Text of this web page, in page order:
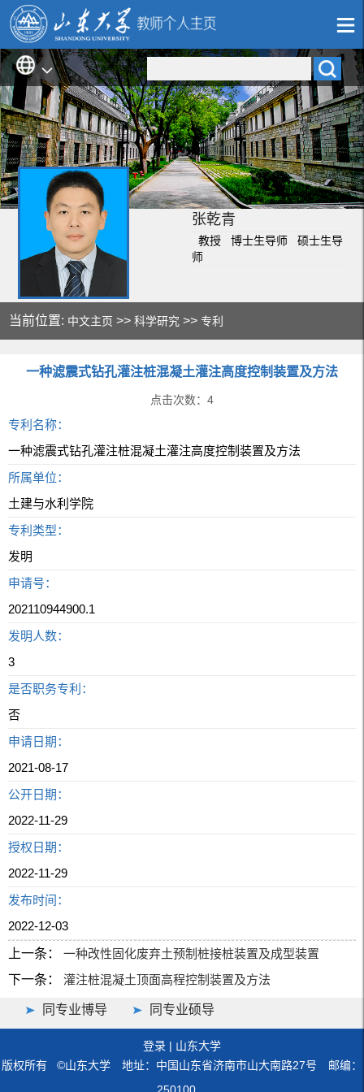
张乾青
教授 博士生导师 硕士生导
师
当前位置: 中文主页 >>科学研究 >>专利
一种滤震式钻孔灌注桩混凝土灌注高度控制装置及方法
点击次数： 4
专利名称：
一种滤震式钻孔灌注桩混凝土灌注高度控制装置及方法
所属单位：
土建与水利学院
专利类型：
发明
申请号：
202110944900.1
发明人数：
3
是否职务专利：
否
申请日期：
2021-08-17
公开日期：
2022-11-29
授权日期：
2022-11-29
发布时间：
2022-12-03
上一条：
一种改性固化废弃土预制桩接桩装置及成型装置
下一条：
灌注桩混凝土顶面高程控制装置及方法
同专业博导 同专业硕导
登录 | 山东大学
版权所有 ©山东大学 地址：中国山东省济南市山大南路27号 邮编：